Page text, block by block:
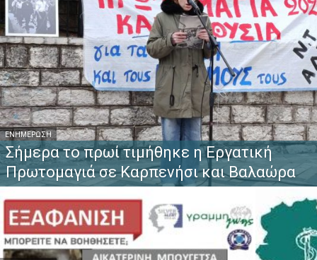
ΕΝΗΜΈΡΩΣΗ
Σήμερα το πρωί τιμήθηκε η Εργατική
Πρωτομαγιά σε Καρπενήσι και Βαλαώρα